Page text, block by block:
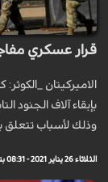
قرار عسكري
الاميركيتان
بإبقاء آلاف الجنود
وذلك لأسباب تتعلق
الثلاثاء 26 يناير 2021 - 08:31 بتوقيت مكة